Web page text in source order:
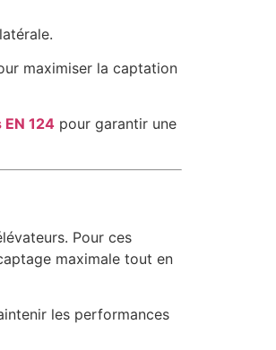
maximiser la captation
124pour garantir une
Pour ces
maximale tout en
les performances